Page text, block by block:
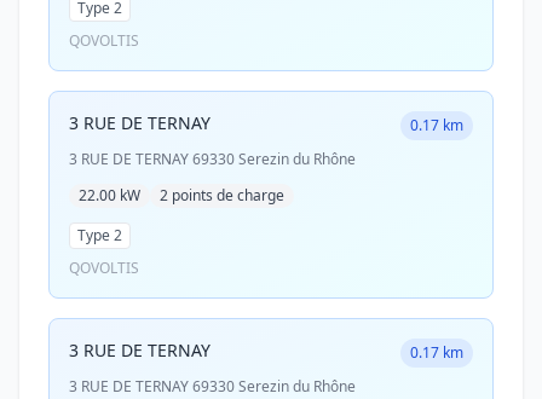
Type 2
QOVOLTIS
3 RUE DE TERNAY
0.17 km
3 RUE DE TERNAY 69330 Serezin du Rhône
22.00 kW
2 points de charge
Type 2
QOVOLTIS
3 RUE DE TERNAY
0.17 km
3 RUE DE TERNAY 69330 Serezin du Rhône